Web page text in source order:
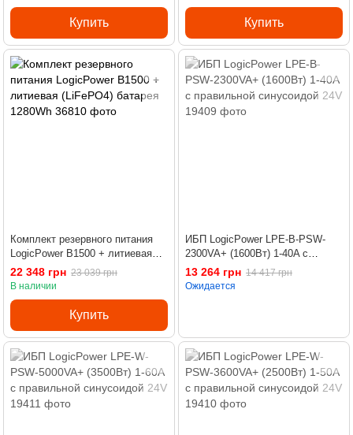
Купить Купить
Комплект резервного питания
LogicPower B1500 + литиевая
(LiFePO4) батарея 1280Wh
22 348 грн 23 039 грн
В наличии
Купить
ИБП LogicPower LPE-B-PSW-
2300VA+ (1600Вт) 1-40A с
правильной синусоидой 24V
13 264 грн 14 417 грн
Ожидается